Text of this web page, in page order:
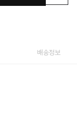
배송정보